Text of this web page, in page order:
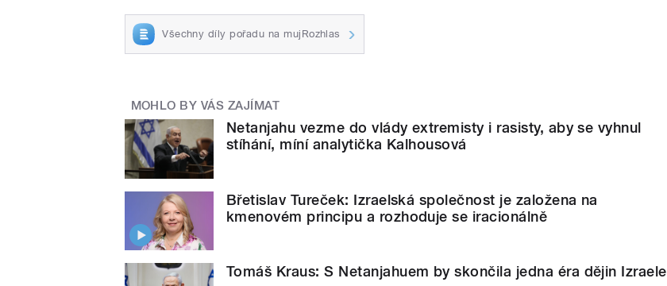
Všechny díly pořadu na mujRozhlas
MOHLO BY VÁS ZAJÍMAT
Netanjahu vezme do vlády extremisty i rasisty, aby se vyhnul
stíhání, míní analytička Kalhousová
Břetislav Tureček: Izraelská společnost je založena na
kmenovém principu a rozhoduje se iracionálně
Tomáš Kraus: S Netanjahuem by skončila jedna éra dějin Izraele